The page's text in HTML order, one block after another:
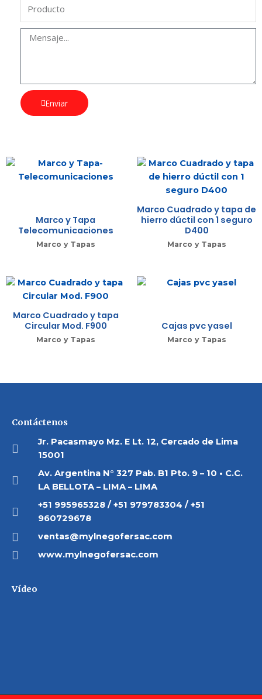
Enviar
Marco y Tapa
Telecomunicaciones
Marco y Tapas
Marco Cuadrado y tapa de
hierro dúctil con 1 seguro
D400
Marco y Tapas
Marco Cuadrado y tapa
Circular Mod. F900
Marco y Tapas
Cajas pvc yasel
Marco y Tapas
Contáctenos
Jr. Pacasmayo Mz. E Lt. 12, Cercado de Lima
15001
Av. Argentina N° 327 Pab. B1 Pto. 9 – 10 • C.C.
LA BELLOTA – LIMA – LIMA
+51 995965328 / +51 979783304 / +51
960729678
ventas@mylnegofersac.com
www.mylnegofersac.com
Vídeo